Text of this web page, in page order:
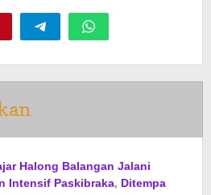
Halong Balangan Jalani
Intensif Paskibraka, Ditempa